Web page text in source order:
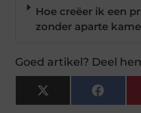
Hoe creëer ik een
zonder aparte
Goed artikel? Deel
X
(Twitter)